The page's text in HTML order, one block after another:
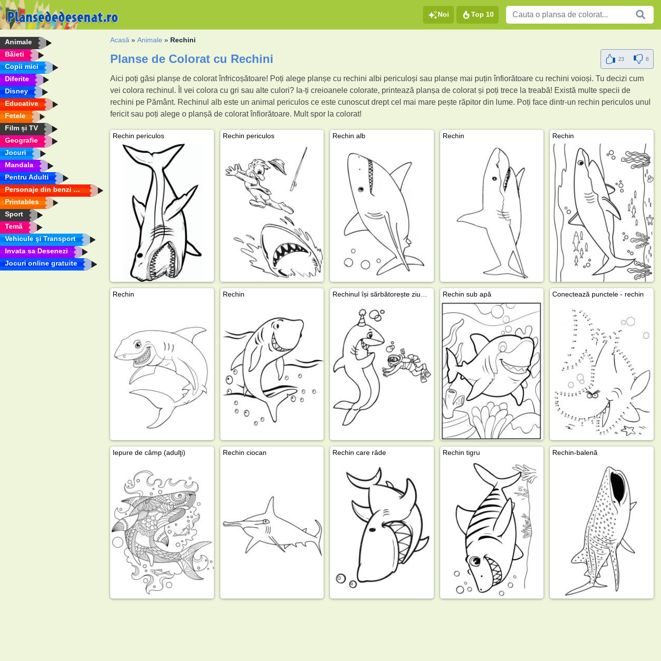
Noi Top 10
Animale
Băieti
Copii mici
Diferite
Disney
Educative
Fetele
Film și TV
Geografie
Jocuri
Mandala
Pentru Adulti
Personaje din benzi desenate
Printables
Sport
Temă
Vehicule şi Transport
Invata sa Desenezi
Jocuri online gratuite
Acasă »Animale » Rechini
Planse de Colorat cu Rechini 23 8
Aici poți găsi planșe de colorat înfricoșătoare! Poți alege planșe cu rechini albi periculoși sau planșe mai puțin înfiorătoare cu rechini voioși. Tu decizi cum
vei colora rechinul. Îl vei colora cu gri sau alte culori? Ia-ți creioanele colorate, printează planșa de colorat și poți trece la treabă! Există multe specii de
rechini pe Pământ. Rechinul alb este un animal periculos ce este cunoscut drept cel mai mare pește răpitor din lume. Poți face dintr-un rechin periculos unul
fericit sau poți alege o planșă de colorat înfiorătoare. Mult spor la colorat!
Rechin periculos Rechin periculos Rechin alb Rechin Rechin
Rechin Rechin Rechin sub apă Conectează punctele - rechin
Iepure de câmp (adulţi) Rechin ciocan Rechin care râde Rechin tigru Rechin-balenă